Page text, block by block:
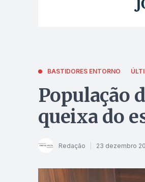
BASTIDORES ENTORNO
População
queixa do
Redação 23 dezembro